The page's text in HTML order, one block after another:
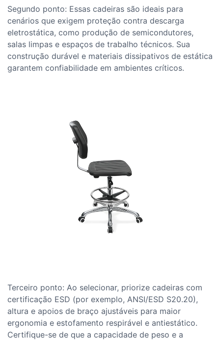
Segundo ponto: Essas cadeiras são ideais para
cenários que exigem proteção contra descarga
eletrostática, como produção de semicondutores,
salas limpas e espaços de trabalho técnicos. Sua
construção durável e materiais dissipativos de estática
garantem confiabilidade em ambientes críticos.
Terceiro ponto: Ao selecionar, priorize cadeiras com
certificação ESD (por exemplo, ANSI/ESD S20.20),
altura e apoios de braço ajustáveis ​​para maior
ergonomia e estofamento respirável e antiestático.
Certifique-se de que a capacidade de peso e a